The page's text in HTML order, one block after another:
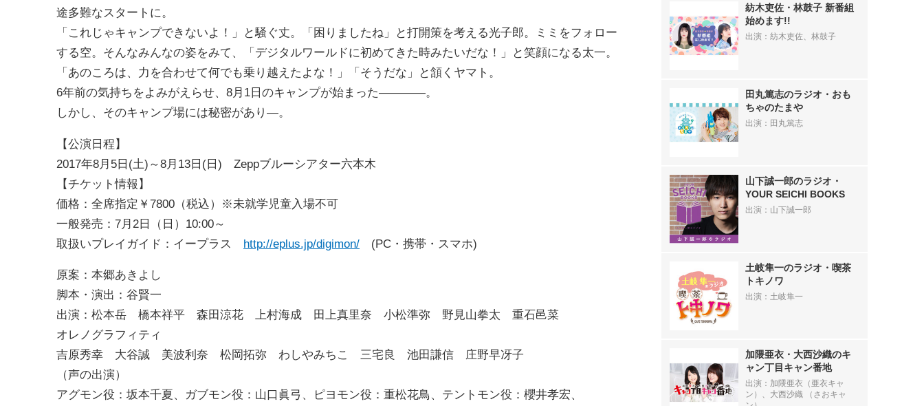
途多難なスタートに。
「これじゃキャンプできないよ！」と騒ぐ丈。「困りましたね」と打開策を考える光子郎。ミミをフォロー
する空。そんなみんなの姿をみて、「デジタルワールドに初めてきた時みたいだな！」と笑顔になる太一。
「あのころは、力を合わせて何でも乗り越えたよな！」「そうだな」と頷くヤマト。
6年前の気持ちをよみがえらせ、8月1日のキャンプが始まった――――。
しかし、そのキャンプ場には秘密があり—。
【公演日程】
2017年8月5日(土)～8月13日(日) Zeppブルーシアター六本木
【チケット情報】
価格：全席指定￥7800（税込）※未就学児童入場不可
一般発売：7月2日（日）10:00～
取扱いプレイガイド：イープラス http://eplus.jp/digimon/ (PC・携帯・スマホ)
原案：本郷あきよし
脚本・演出：谷賢一
出演：松本岳 橋本祥平 森田涼花 上村海成 田上真里奈 小松準弥 野見山拳太 重石邑菜
オレノグラフィティ
吉原秀幸 大谷誠 美波利奈 松岡拓弥 わしやみちこ 三宅良 池田謙信 庄野早冴子
（声の出演）
アグモン役：坂本千夏、ガブモン役：山口眞弓、ピヨモン役：重松花鳥、テントモン役：櫻井孝宏、
紡木吏佐・林鼓子 新番組
始めます!!
出演：紡木吏佐、林鼓子
田丸篤志のラジオ・おも
ちゃのたまや
出演：田丸篤志
山下誠一郎のラジオ・
YOUR SEICHI BOOKS
出演：山下誠一郎
土岐隼一のラジオ・喫茶
トキノワ
出演：土岐隼一
加隈亜衣・大西沙織のキ
ャン丁目キャン番地
出演：加隈亜衣（亜衣キャ
ン）、大西沙織 （さおキャ